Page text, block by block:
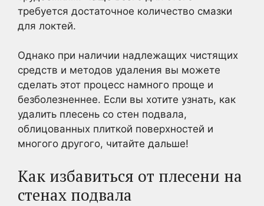
требуется достаточное количество смазки
для локтей.
Однако при наличии надлежащих чистящих
средств и методов удаления вы можете
сделать этот процесс намного проще и
безболезненнее. Если вы хотите узнать, как
удалить плесень со стен подвала,
облицованных плиткой поверхностей и
многого другого, читайте дальше!
Как избавиться от плесени на
стенах подвала